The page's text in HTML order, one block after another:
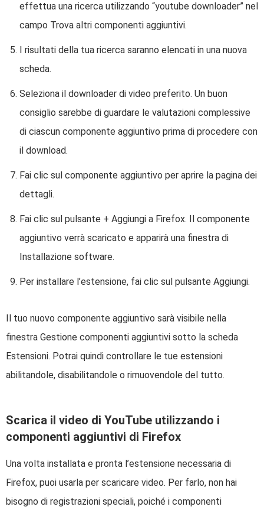
effettua una ricerca utilizzando “youtube downloader” nel
campo Trova altri componenti aggiuntivi.
I risultati della tua ricerca saranno elencati in una nuova
scheda.
Seleziona il downloader di video preferito. Un buon
consiglio sarebbe di guardare le valutazioni complessive
di ciascun componente aggiuntivo prima di procedere con
il download.
Fai clic sul componente aggiuntivo per aprire la pagina dei
dettagli.
Fai clic sul pulsante + Aggiungi a Firefox. Il componente
aggiuntivo verrà scaricato e apparirà una finestra di
Installazione software.
Per installare l’estensione, fai clic sul pulsante Aggiungi.
Il tuo nuovo componente aggiuntivo sarà visibile nella
finestra Gestione componenti aggiuntivi sotto la scheda
Estensioni. Potrai quindi controllare le tue estensioni
abilitandole, disabilitandole o rimuovendole del tutto.
Scarica il video di YouTube utilizzando i
componenti aggiuntivi di Firefox
Una volta installata e pronta l’estensione necessaria di
Firefox, puoi usarla per scaricare video. Per farlo, non hai
bisogno di registrazioni speciali, poiché i componenti